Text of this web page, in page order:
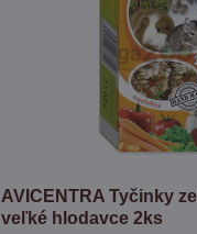
AVICENTRA Tyčinky
veľké hlodavce 2ks